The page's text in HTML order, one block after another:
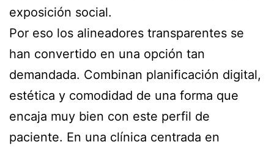
exposición social.
Por eso los alineadores transparentes se
han convertido en una opción tan
demandada. Combinan planificación digital,
estética y comodidad de una forma que
encaja muy bien con este perfil de
paciente. En una clínica centrada en